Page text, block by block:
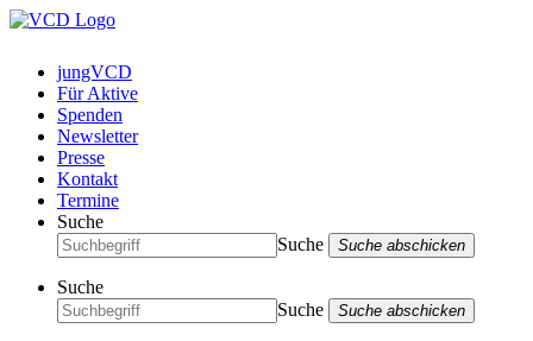
jungVCD
Für Aktive
Spenden
Newsletter
Presse
Kontakt
Termine
Suche
Suche
Suche abschicken
Suche
Suche
Suche abschicken